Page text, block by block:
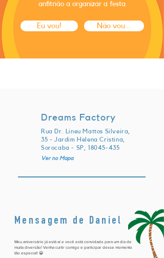
anfitrião a organizar a festa
Eu vou! Não vou...
Dreams Factory
Rua Dr. Lineu Mattos Silveira,
35 - Jardim Helena Cristina,
Sorocaba - SP, 18045-435
Ver no Mapa
Mensagem de Daniel
Meu aniversário já está aí e você está convidado para um dia de
muita diversão! Venha curtir comigo e participar desse momento
tão especial! 😀